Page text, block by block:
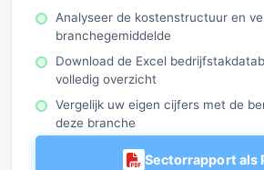
Analyseer de kostenstructuur en
branchegemiddelde
Download de Excel
volledig overzicht
Vergelijk uw eigen cijfers met de
deze branche
Sectorrapport als